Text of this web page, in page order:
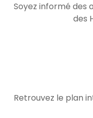
Soyez informé des
des
Retrouvez le plan